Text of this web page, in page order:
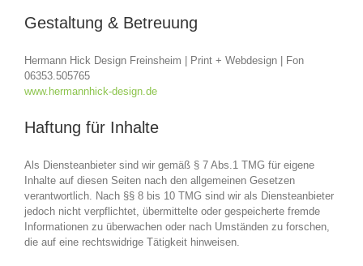
Gestaltung & Betreuung
Hermann Hick Design Freinsheim | Print + Webdesign | Fon
06353.505765
www.hermannhick-design.de
Haftung für Inhalte
Als Diensteanbieter sind wir gemäß § 7 Abs.1 TMG für eigene
Inhalte auf diesen Seiten nach den allgemeinen Gesetzen
verantwortlich. Nach §§ 8 bis 10 TMG sind wir als Diensteanbieter
jedoch nicht verpflichtet, übermittelte oder gespeicherte fremde
Informationen zu überwachen oder nach Umständen zu forschen,
die auf eine rechtswidrige Tätigkeit hinweisen.